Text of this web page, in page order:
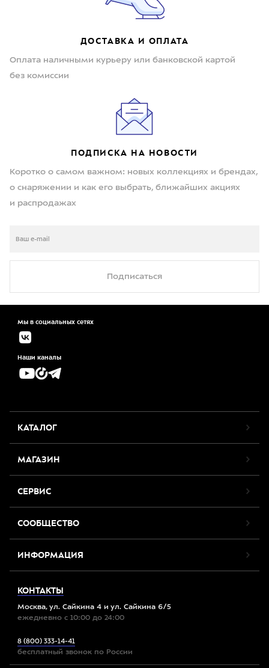
ДОСТАВКА И ОПЛАТА
Оплата наличными курьеру или банковской картой
без комиссии
ПОДПИСКА НА НОВОСТИ
Коротко о самом важном: новых коллекциях и брендах,
о снаряжении и как его выбрать, ближайших акциях
и распродажах
Подписаться
Мы в социальных сетях
Наши каналы
КАТАЛОГ
МАГАЗИН
СЕРВИС
СООБЩЕСТВО
ИНФОРМАЦИЯ
КОНТАКТЫ
Москва, ул. Сайкина 4 и ул. Сайкина 6/5
ежедневно с 10:00 до 24:00
8 (800) 333-14-41
бесплатный звонок по России